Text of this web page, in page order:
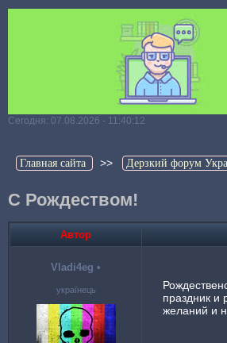
Сегодня: 07.08.2026 - 11:40:12
Главная сайта >> Дерзкий форум
С Рождеством!
Автор
Vladi4eg •
українець
праздник и
желаний и